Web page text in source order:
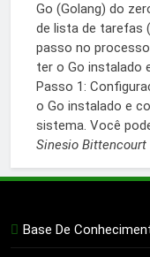
Go (Golang) do
de lista de tarefas
passo no
ter o Go instalado
Passo 1:
o Go instalado e
sistema. Você
Sinesio Bittencourt
Base De